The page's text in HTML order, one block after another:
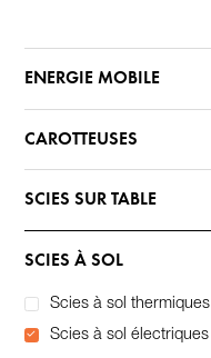
ENERGIE MOBILE
CAROTTEUSES
SCIES SUR TABLE
SCIES À SOL
Scies à sol thermiques
Scies à sol électriques